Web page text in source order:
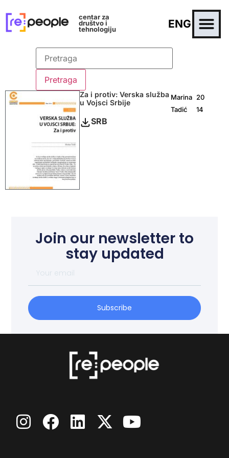
centar za
društvo i
tehnologiju ENG
Za i protiv: Verska služba
u Vojsci Srbije
Marina
Tadić
20
14
SRB
Join our newsletter to
stay updated
Subscribe